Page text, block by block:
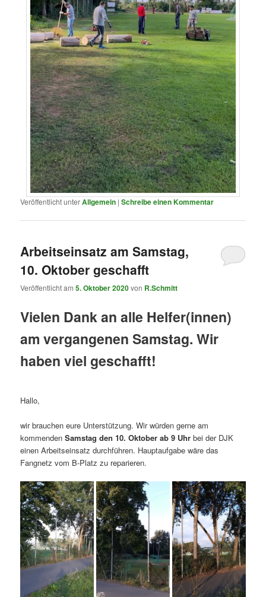
Veröffentlicht unterAllgemein |Schreibe einen Kommentar
Arbeitseinsatz am Samstag,
10. Oktober geschafft
Veröffentlicht am5. Oktober 2020von R.Schmitt
Vielen Dank an alle Helfer(innen)
am vergangenen Samstag. Wir
haben viel geschafft!
Hallo,
wir brauchen eure Unterstützung. Wir würden gerne am
kommendenSamstag den 10. Oktober ab 9 Uhrbei der DJK
einen Arbeitseinsatz durchführen. Hauptaufgabe wäre das
Fangnetz vom B-Platz zu reparieren.